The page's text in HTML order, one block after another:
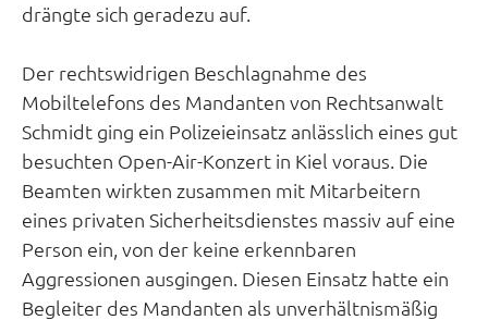
drängte sich geradezu auf.
Der rechtswidrigen Beschlagnahme des
Mobiltelefons des Mandanten von Rechtsanwalt
Schmidt ging ein Polizeieinsatz anlässlich eines gut
besuchten Open-Air-Konzert in Kiel voraus. Die
Beamten wirkten zusammen mit Mitarbeitern
eines privaten Sicherheitsdienstes massiv auf eine
Person ein, von der keine erkennbaren
Aggressionen ausgingen. Diesen Einsatz hatte ein
Begleiter des Mandanten als unverhältnismäßig